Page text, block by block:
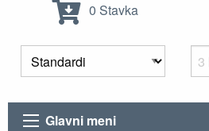
0 Stavka
Glavni meni